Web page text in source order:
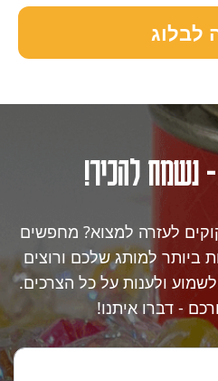
לבלוג
נשמח להכיר!
לעזרה למצוא? מחפשים
ביותר למותג שלכם ורוצים
ולענות על כל הצרכים.
- דברו איתנו!